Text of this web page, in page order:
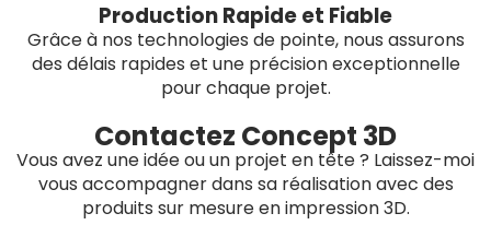
Production Rapide et Fiable
Grâce à nos technologies de pointe, nous assurons
des délais rapides et une précision exceptionnelle
pour chaque projet.
Contactez Concept 3D
Vous avez une idée ou un projet en tête ? Laissez-moi
vous accompagner dans sa réalisation avec des
produits sur mesure en impression 3D.